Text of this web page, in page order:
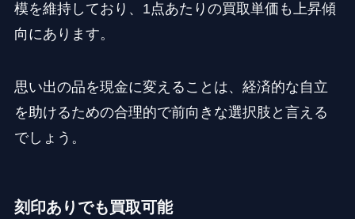
模を維持しており、1点あたりの買取単価も上昇傾
向にあります。
思い出の品を現金に変えることは、経済的な自立
を助けるための合理的で前向きな選択肢と言える
でしょう。
刻印ありでも買取可能